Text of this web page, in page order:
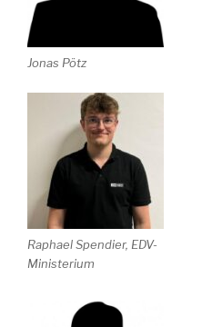
Jonas Pötz
Raphael Spendier, EDV-
Ministerium